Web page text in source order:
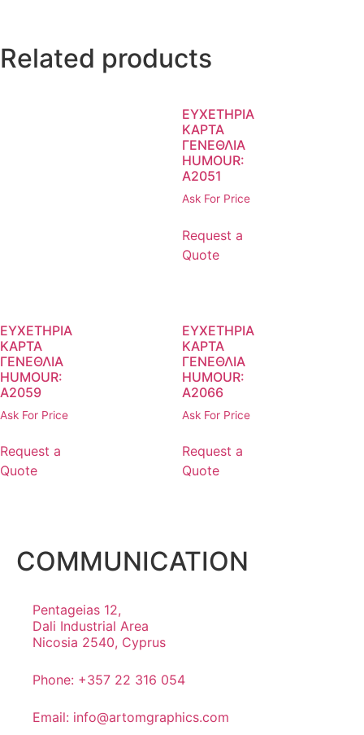
Related products
ΕΥΧΕΤΗΡΙΑ
ΚΑΡΤΑ
ΓΕΝΕΘΛΙΑ
HUMOUR:
A2051
Ask For Price
Request a
Quote
ΕΥΧΕΤΗΡΙΑ
ΚΑΡΤΑ
ΓΕΝΕΘΛΙΑ
HUMOUR:
A2059
Ask For Price
Request a
Quote
ΕΥΧΕΤΗΡΙΑ
ΚΑΡΤΑ
ΓΕΝΕΘΛΙΑ
HUMOUR:
A2066
Ask For Price
Request a
Quote
COMMUNICATION
Pentageias 12,
Dali Industrial Area
Nicosia 2540, Cyprus
Phone: +357 22 316 054
Email: info@artomgraphics.com